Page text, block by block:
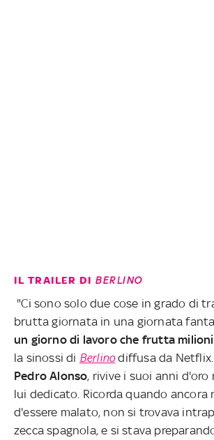
IL TRAILER DI BERLINO
"Ci sono solo due cose in grado di
brutta giornata in una giornata
un giorno di lavoro che frutta milioni
la sinossi di Berlino diffusa da
Pedro Alonso, rivive i suoi anni
lui dedicato. Ricorda quando ancora
d'essere malato, non si trovava
zecca spagnola, e si stava